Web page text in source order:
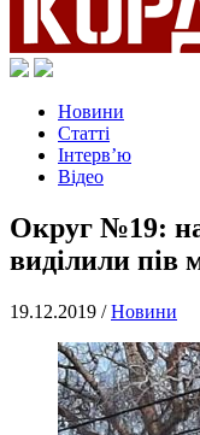
Новини
Статті
Інтерв’ю
Відео
Округ №19:
виділили пів
19.12.2019 /Новини